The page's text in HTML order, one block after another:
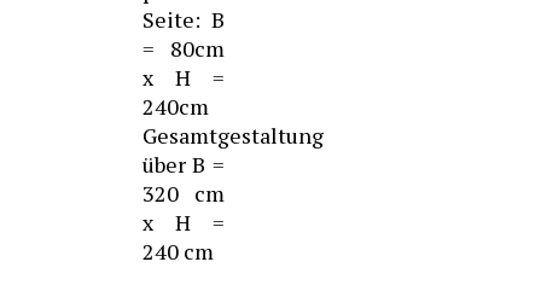
Seite: B
= 80cm
x H =
240cm
Gesamtgestaltung
über B =
320 cm
x H =
240 cm